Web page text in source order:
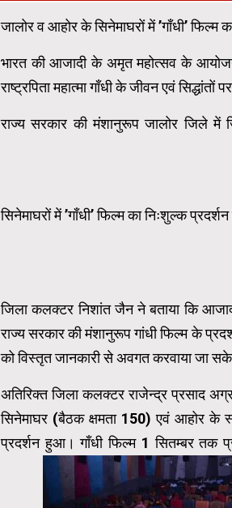
जालोर व आहोर के सिनेमाघरों में ’गाँधी’ फिल्म
भारत की आजादी के अमृत महोत्सव के आयोजन
राष्ट्रपिता महात्मा गाँधी के जीवन एवं सिद्धांतों
राज्य सरकार की मंशानुरूप जालोर जिले में
सिनेमाघरों में ’गाँधी’ फिल्म का निःशुल्क
जिला कलक्टर निशांत जैन ने बताया कि
राज्य सरकार की मंशानुरूप गांधी फिल्म के
को विस्तृत जानकारी से अवगत करवाया जा
अतिरिक्त जिला कलक्टर राजेन्द्र प्रसाद
सिनेमाघर (बैठक क्षमता 150) एवं आहोर के
प्रदर्शन हुआ। गाँधी फिल्म 1 सितम्बर तक